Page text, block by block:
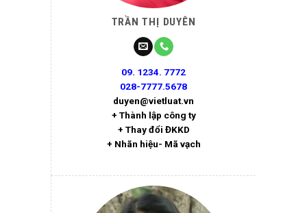
TRẦN THỊ DUYÊN
09. 1234. 7772
028-7777.5678
duyen@vietluat.vn
+ Thành lập công ty
+ Thay đổi ĐKKD
+ Nhãn hiệu- Mã vạch